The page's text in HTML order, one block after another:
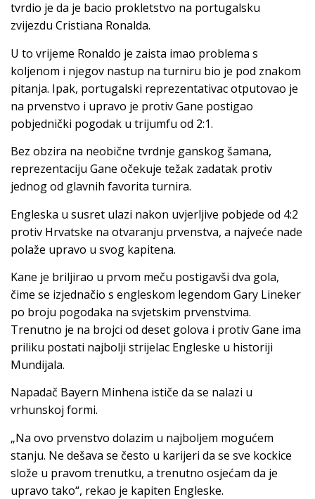
tvrdio je da je bacio prokletstvo na portugalsku
zvijezdu Cristiana Ronalda.
U to vrijeme Ronaldo je zaista imao problema s
koljenom i njegov nastup na turniru bio je pod znakom
pitanja. Ipak, portugalski reprezentativac otputovao je
na prvenstvo i upravo je protiv Gane postigao
pobjednički pogodak u trijumfu od 2:1.
Bez obzira na neobične tvrdnje ganskog šamana,
reprezentaciju Gane očekuje težak zadatak protiv
jednog od glavnih favorita turnira.
Engleska u susret ulazi nakon uvjerljive pobjede od 4:2
protiv Hrvatske na otvaranju prvenstva, a najveće nade
polaže upravo u svog kapitena.
Kane je briljirao u prvom meču postigavši dva gola,
čime se izjednačio s engleskom legendom Gary Lineker
po broju pogodaka na svjetskim prvenstvima.
Trenutno je na brojci od deset golova i protiv Gane ima
priliku postati najbolji strijelac Engleske u historiji
Mundijala.
Napadač Bayern Minhena ističe da se nalazi u
vrhunskoj formi.
„Na ovo prvenstvo dolazim u najboljem mogućem
stanju. Ne dešava se često u karijeri da se sve kockice
slože u pravom trenutku, a trenutno osjećam da je
upravo tako“, rekao je kapiten Engleske.